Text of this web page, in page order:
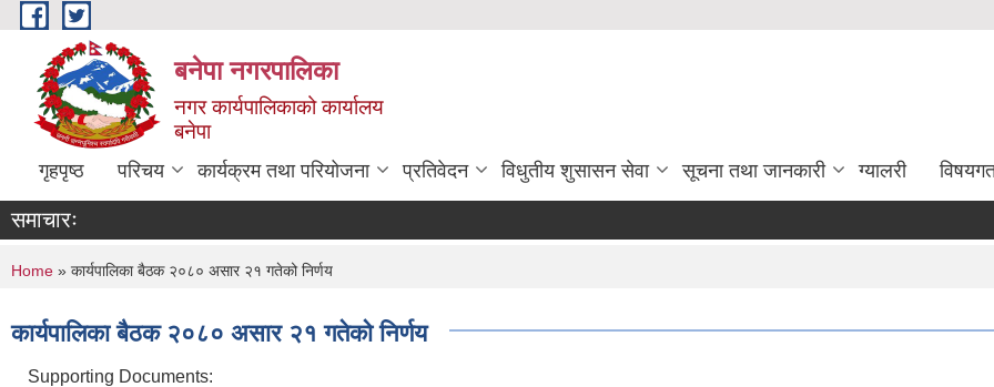
Skip to main content
बनेपा नगरपालिका
नगर कार्यपालिकाको कार्यालय
बनेपा
गृहपृष्ठ परिचय कार्यक्रम तथा परियोजना प्रतिवेदन विधुतीय शुसासन सेवा सूचना तथा जानकारी ग्यालरी
समाचारः
You are here
Home » कार्यपालिका बैठक २०८० असार २१ गतेको निर्णय
कार्यपालिका बैठक २०८० असार २१ गतेको निर्णय
Supporting Documents: